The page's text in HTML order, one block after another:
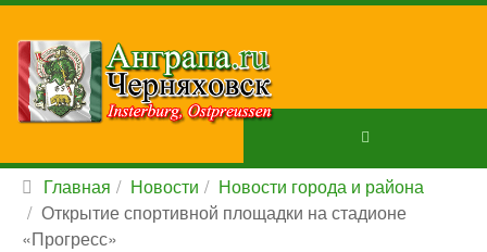
Главная Новости
Новости города и района
Открытие спортивной площадки на стадионе
«Прогресс»